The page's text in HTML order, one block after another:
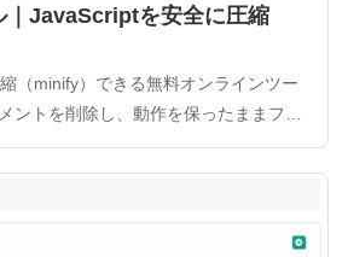
JavaScriptを安全に圧縮
（minify）できる無料オンラインツー
ントを削除し、動作を保ったままファ
ます。ブラウザ完結型でデータ送信が
も安心。圧縮率の表示やサンプル入力